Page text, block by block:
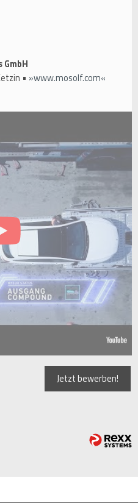
GmbH
• www.mosolf.com
Jetzt bewerben!